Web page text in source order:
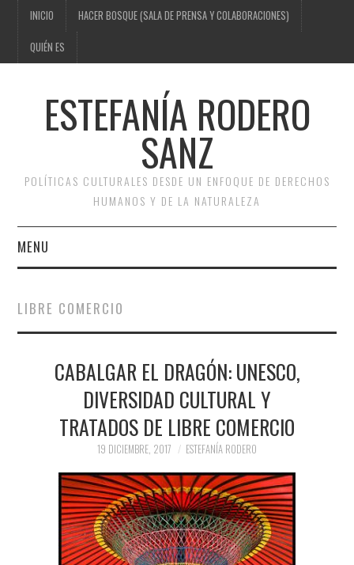
INICIO HACER BOSQUE (SALA DE PRENSA Y COLABORACIONES)
QUIÉN ES
ESTEFANÍA RODERO
SANZ
POLÍTICAS CULTURALES DESDE UN ENFOQUE DE DERECHOS
HUMANOS Y DE LA NATURALEZA
MENU
HACER BOSQUE (SALA DE
PRENSA Y
COLABORACIONES)
LIBRE COMERCIO
CABALGAR EL DRAGÓN: UNESCO,
DIVERSIDAD CULTURAL Y
TRATADOS DE LIBRE COMERCIO
19 DICIEMBRE, 2017 ESTEFANÍA RODERO